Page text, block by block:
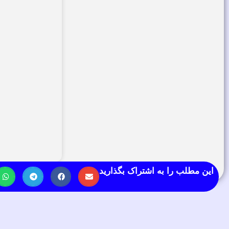
این مطلب را به اشتراک بگذارید